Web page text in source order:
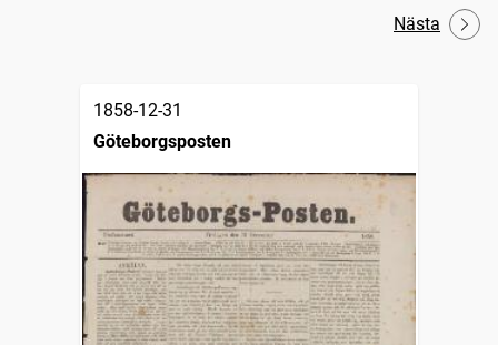
Nästa
1858-12-31
Göteborgsposten